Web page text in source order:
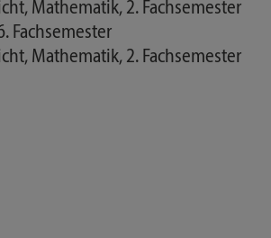
Mathematik, 2. Fachsemester
Fachsemester
Mathematik, 2. Fachsemester